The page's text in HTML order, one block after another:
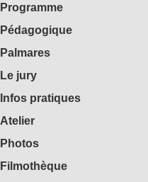
Programme
Pédagogique
Palmares
Le jury
Infos pratiques
Atelier
Photos
Filmothèque